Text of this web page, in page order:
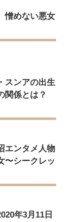
憎めない悪女
スンアの出生
係とは？
エンタメ人物
〜シークレッ
年3月11日